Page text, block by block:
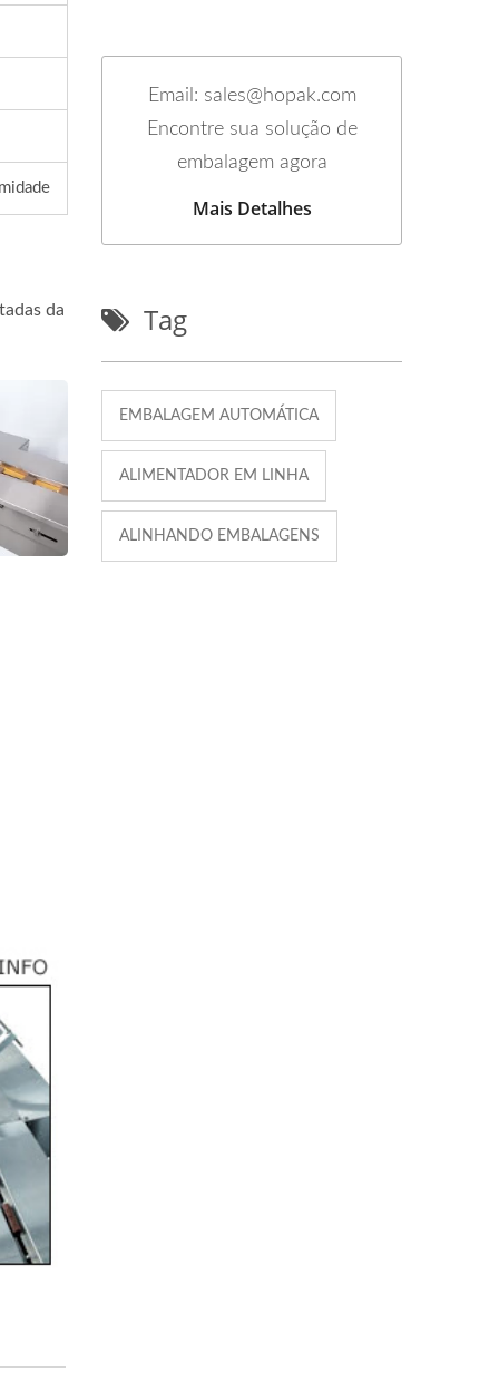
da
Email: sales@hopak.com
Encontre sua solução de
embalagem agora
Mais Detalhes
Tag
EMBALAGEM AUTOMÁTICA
ALIMENTADOR EM LINHA
ALINHANDO EMBALAGENS